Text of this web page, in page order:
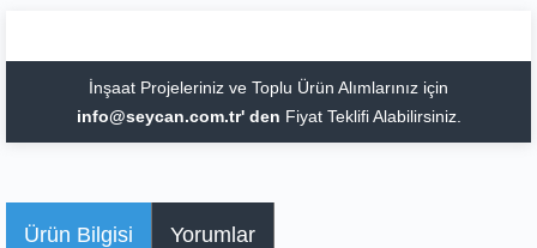
İnşaat Projeleriniz ve Toplu Ürün Alımlarınız için
info@seycan.com.tr' den Fiyat Teklifi Alabilirsiniz.
Ürün Bilgisi Yorumlar